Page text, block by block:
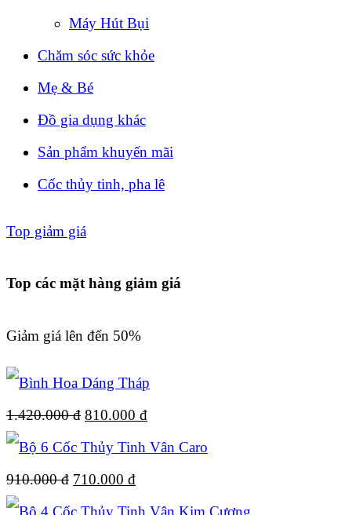
Máy Hút Bụi
Chăm sóc sức khỏe
Mẹ & Bé
Đồ gia dụng khác
Sản phẩm khuyến mãi
Cốc thủy tinh, pha lê
Top giảm giá
Top các mặt hàng giảm giá
Giảm giá lên đến 50%
1.420.000đ Giá
gốc
là:
1.420.000 đ.
810.000 đGiá
hiện
là:
910.000đ Giá
gốc
710.000 đGiá
hiện